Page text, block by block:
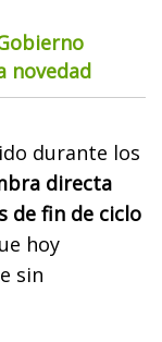
novedad
durante los
directa
de fin de ciclo
hoy
sin